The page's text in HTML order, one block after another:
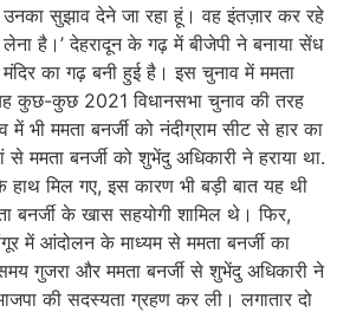
उनका सुझाव देने जा रहा हूं। वह इंतज़ार कर रहे
है।’ देहरादून के गढ़ में बीजेपी ने बनाया सेंध
का गढ़ बनी हुई है। इस चुनाव में ममता
कुछ-कुछ 2021 विधानसभा चुनाव की तरह
भी ममता बनर्जी को नंदीग्राम सीट से हार का
ममता बनर्जी को शुभेंदु अधिकारी ने हराया था.
हाथ मिल गए, इस कारण भी बड़ी बात यह थी
बनर्जी के खास सहयोगी शामिल थे। फिर,
में आंदोलन के माध्यम से ममता बनर्जी का
गुजरा और ममता बनर्जी से शुभेंदु अधिकारी ने
की सदस्यता ग्रहण कर ली। लगातार दो